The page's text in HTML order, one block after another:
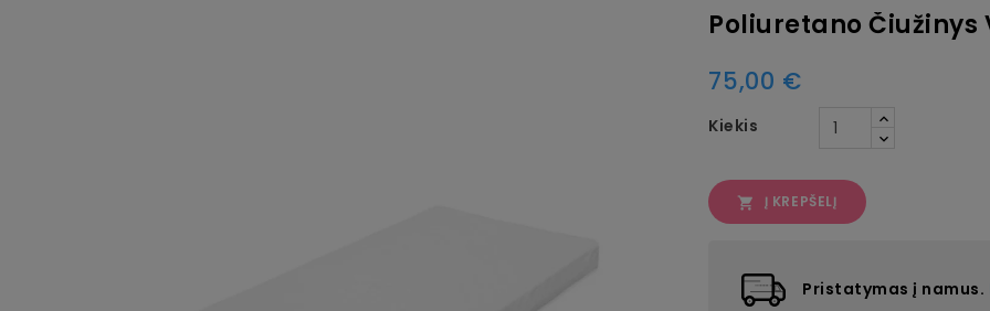
Poliuretano Čiužinys
75,00 €
Kiekis
 Į KREPŠELĮ
Pristatymas į namus.